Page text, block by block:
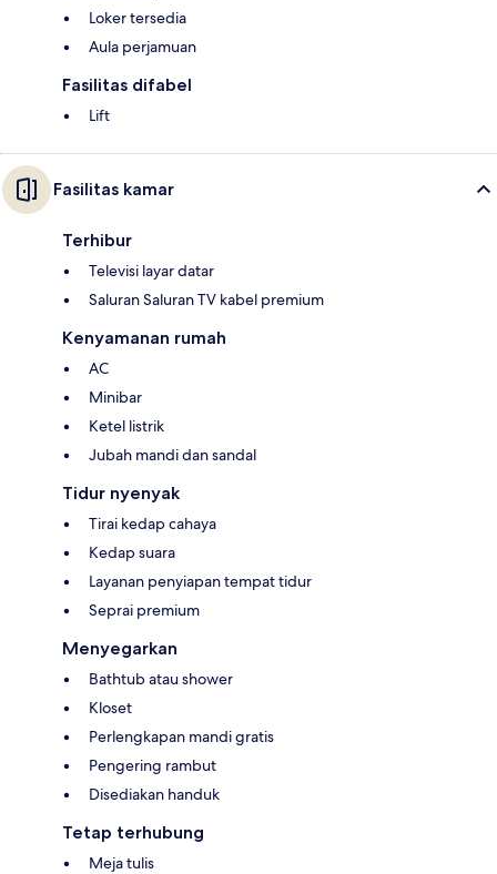
Loker tersedia
Aula perjamuan
Fasilitas difabel
Lift
Fasilitas kamar
Terhibur
Televisi layar datar
Saluran Saluran TV kabel premium
Kenyamanan rumah
AC
Minibar
Ketel listrik
Jubah mandi dan sandal
Tidur nyenyak
Tirai kedap cahaya
Kedap suara
Layanan penyiapan tempat tidur
Seprai premium
Menyegarkan
Bathtub atau shower
Kloset
Perlengkapan mandi gratis
Pengering rambut
Disediakan handuk
Tetap terhubung
Meja tulis